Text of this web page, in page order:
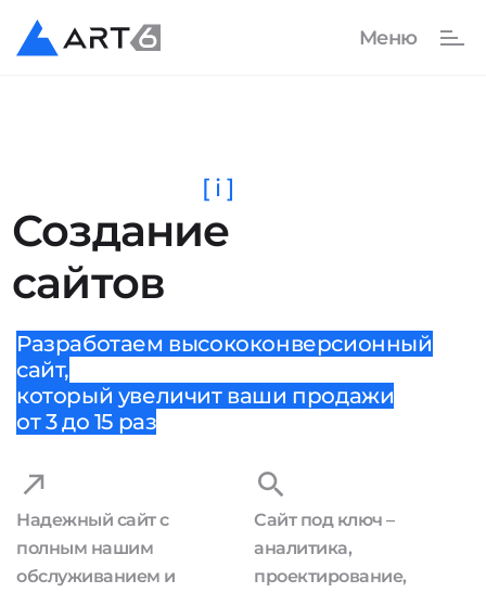
Создание
сайтов
[ i ]
Разработаем высококонверсионный
сайт,
который увеличит ваши продажи
от 3 до 15 раз
Надежный сайт с
полным нашим
обслуживанием и
Сайт под ключ –
аналитика,
проектирование,